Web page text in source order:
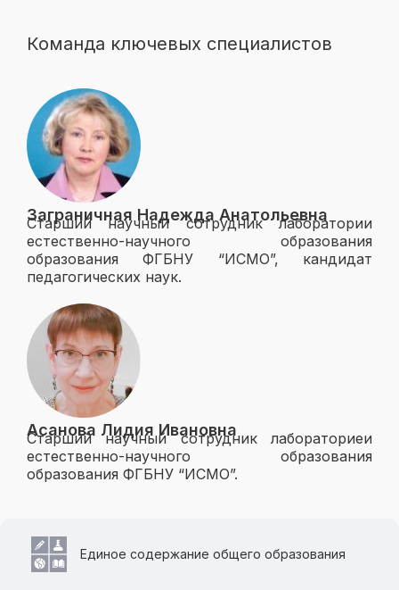
Команда ключевых специалистов
Заграничная Надежда Анатольевна
Старший научный сотрудник лаборатории
естественно-научного образования
образования ФГБНУ “ИСМО”, кандидат
педагогических наук.
Асанова Лидия Ивановна
Старший научный сотрудник лабораториеи
естественно-научного образования
образования ФГБНУ “ИСМО”.
Единое содержание общего образования